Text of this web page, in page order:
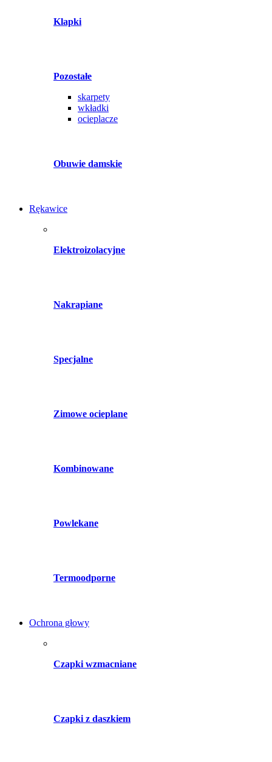
Klapki
Pozostałe
skarpety
wkładki
ocieplacze
Obuwie damskie
Rękawice
Elektroizolacyjne
Nakrapiane
Specjalne
Zimowe ocieplane
Kombinowane
Powlekane
Termoodporne
Ochrona głowy
Czapki wzmacniane
Czapki z daszkiem